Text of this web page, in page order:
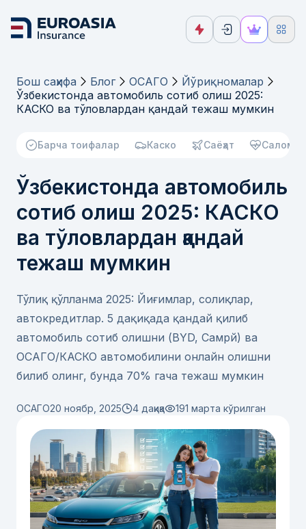
Бош саҳифа Блог ОСАГО
Йўриқномалар
Ўзбекистонда автомобиль сотиб олиш 2025:
КАСКО ва тўловлардан қандай тежаш мумкин
Барча тоифалар Каско Саёҳат
Ўзбекистонда автомобиль
сотиб олиш 2025: КАСКО
ва тўловлардан қандай
тежаш мумкин
Тўлиқ қўлланма 2025: Йиғимлар, солиқлар,
автокредитлар. 5 дақиқада қандай қилиб
автомобиль сотиб олишни (BYD, Cамрй) ва
ОСАГО/КАСКО автомобилини онлайн олишни
билиб олинг, бунда 70% гача тежаш мумкин
ОСАГО20 ноябр, 2025 4 дақиқа 191 марта кўрилган